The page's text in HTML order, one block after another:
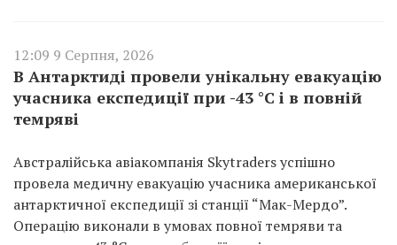
12:09 9 Серпня, 2026
В Антарктиді провели унікальну евакуацію
учасника експедиції при -43 °C і в повній
темряві
Австралійська авіакомпанія Skytraders успішно
провела медичну евакуацію учасника американської
антарктичної експедиції зі станції “Мак-Мердо”.
Операцію виконали в умовах повної темряви та